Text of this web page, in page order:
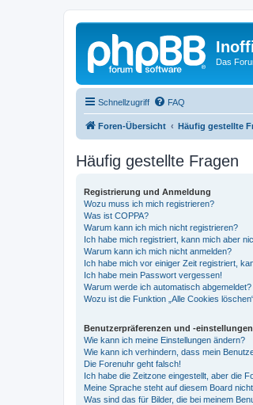
Das
Schnellzugriff FAQ
Foren-Übersicht Häufig gestellte
Häufig gestellte Fragen
Registrierung und Anmeldung
Wozu muss ich mich registrieren?
Was ist COPPA?
Warum kann ich mich nicht registrieren?
Ich habe mich registriert, kann mich aber
Warum kann ich mich nicht anmelden?
Ich habe mich vor einiger Zeit registriert,
Ich habe mein Passwort vergessen!
Warum werde ich automatisch abgemeldet?
Wozu ist die Funktion „Alle Cookies
Benutzerpräferenzen und -einstellungen
Wie kann ich meine Einstellungen ändern?
Wie kann ich verhindern, dass mein
Die Forenuhr geht falsch!
Ich habe die Zeitzone eingestellt, aber die
Meine Sprache steht auf diesem Board
Was sind das für Bilder, die bei meinem